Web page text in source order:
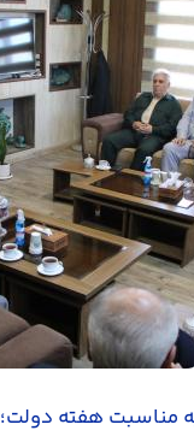
مناسبت هفته دولت؛